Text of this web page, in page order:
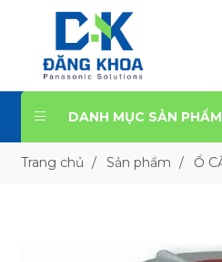
DANH MỤC SẢN PHẨM
Trang chủ / Sản phẩm / Ổ